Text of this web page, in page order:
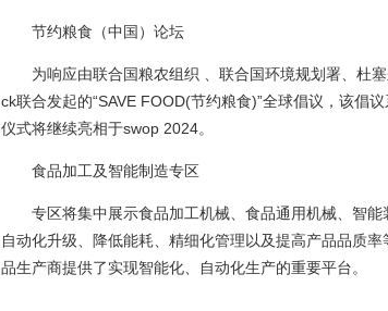
节约粮食（中国）论坛
为响应由联合国粮农组织 、联合国环境规划署、杜
ck联合发起的“SAVE FOOD(节约粮食)”全球倡议，该倡
仪式将继续亮相于swop 2024。
食品加工及智能制造专区
专区将集中展示食品加工机械、食品通用机械、智
自动化升级、降低能耗、精细化管理以及提高产品品质
品生产商提供了实现智能化、自动化生产的重要平台。